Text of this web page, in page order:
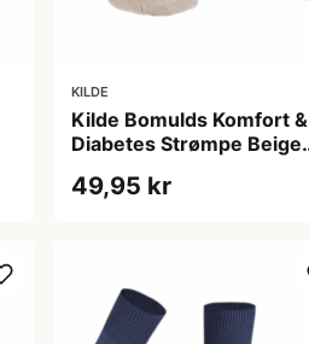
KILDE
Kilde Bomulds Komfort &
Diabetes Strømpe Beige
49,95 kr